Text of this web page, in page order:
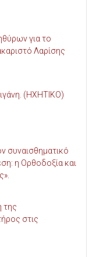
για το
Λαρίσης
(ΗΧΗΤΙΚΟ)
συναισθηματικό
η Ορθοδοξία και
της
στις